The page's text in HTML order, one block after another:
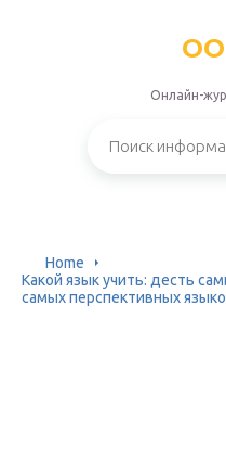
Онлайн-
Home
Какой язык учить: десть
самых перспективных